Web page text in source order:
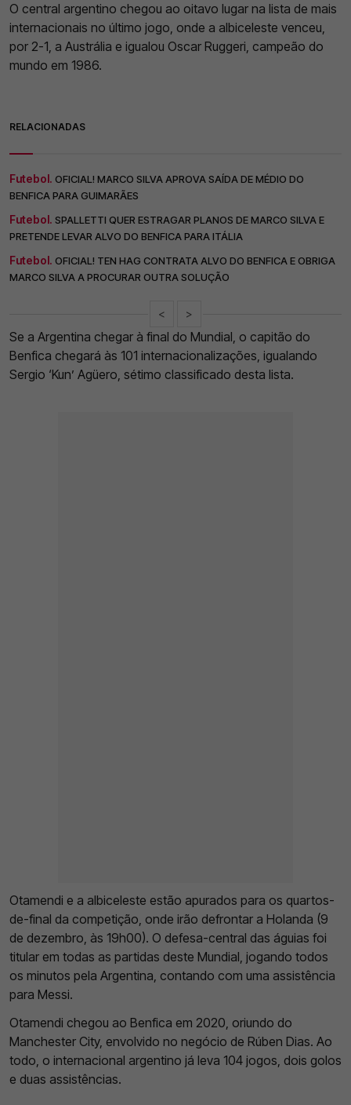
O central argentino chegou ao oitavo lugar na lista de mais
internacionais no último jogo, onde a albiceleste venceu,
por 2-1, a Austrália e igualou Oscar Ruggeri, campeão do
mundo em 1986.
RELACIONADAS
Futebol. OFICIAL! MARCO SILVA APROVA SAÍDA DE MÉDIO DO
BENFICA PARA GUIMARÃES
Futebol. SPALLETTI QUER ESTRAGAR PLANOS DE MARCO SILVA E
PRETENDE LEVAR ALVO DO BENFICA PARA ITÁLIA
Futebol. OFICIAL! TEN HAG CONTRATA ALVO DO BENFICA E OBRIGA
MARCO SILVA A PROCURAR OUTRA SOLUÇÃO
< >
Se a Argentina chegar à final do Mundial, o capitão do
Benfica chegará às 101 internacionalizações, igualando
Sergio ‘Kun’ Agüero, sétimo classificado desta lista.
Otamendi e a albiceleste estão apurados para os quartos-
de-final da competição, onde irão defrontar a Holanda (9
de dezembro, às 19h00). O defesa-central das águias foi
titular em todas as partidas deste Mundial, jogando todos
os minutos pela Argentina, contando com uma assistência
para Messi.
Otamendi chegou ao Benfica em 2020, oriundo do
Manchester City, envolvido no negócio de Rúben Dias. Ao
todo, o internacional argentino já leva 104 jogos, dois golos
e duas assistências.